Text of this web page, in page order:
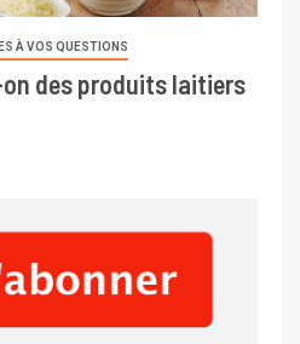
À VOS QUESTIONS
des produits laitiers